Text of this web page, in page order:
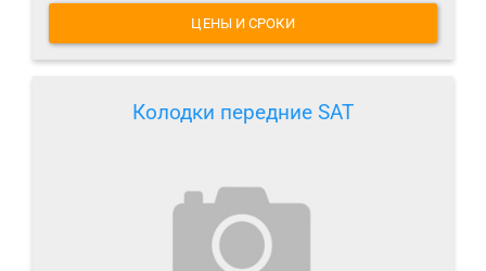
ЦЕНЫ И СРОКИ
Колодки передние SAT